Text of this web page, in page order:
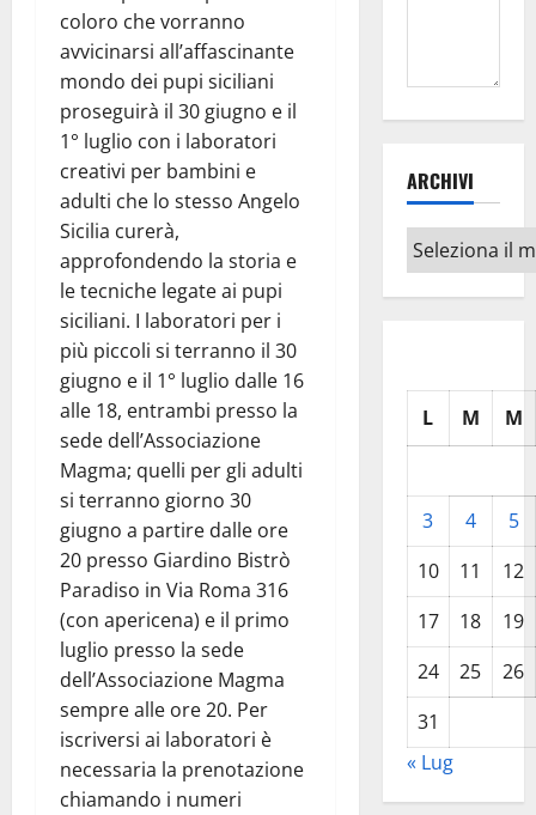
coloro che vorranno
avvicinarsi all’affascinante
mondo dei pupi siciliani
proseguirà il 30 giugno e il
1° luglio con i laboratori
creativi per bambini e
adulti che lo stesso Angelo
Sicilia curerà,
approfondendo la storia e
le tecniche legate ai pupi
siciliani. I laboratori per i
più piccoli si terranno il 30
giugno e il 1° luglio dalle 16
alle 18, entrambi presso la
sede dell’Associazione
Magma; quelli per gli adulti
si terranno giorno 30
giugno a partire dalle ore
20 presso Giardino Bistrò
Paradiso in Via Roma 316
(con apericena) e il primo
luglio presso la sede
dell’Associazione Magma
sempre alle ore 20. Per
iscriversi ai laboratori è
necessaria la prenotazione
chiamando i numeri
ARCHIVI
Archivi
L M M
3 4
5
10
11
12
17
18
19
24
25
26
31
« Lug